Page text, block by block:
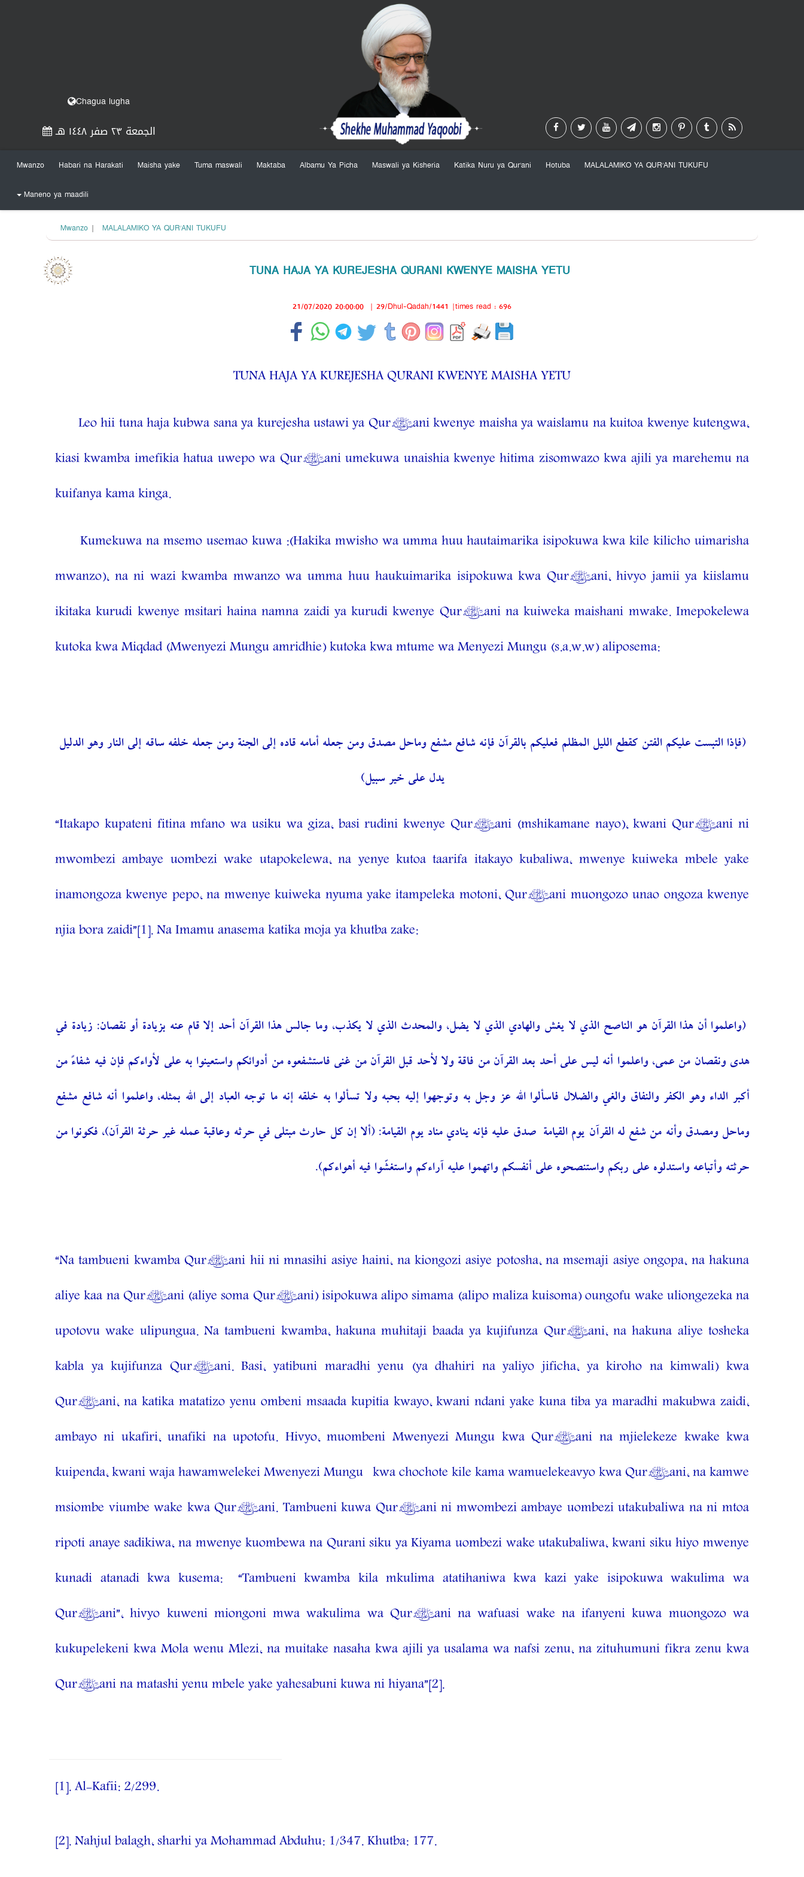
Chagua lugha
الجمعة ٢٣ صفر ١٤٤٨ هـ
Mwanzo Habari na Harakati Maisha yake Tuma maswali Maktaba Albamu Ya Picha Maswali ya Kisheria Katika Nuru ya Qur’ani Hotuba MALALAMIKO YA QUR’ANI TUKUFU
Maneno ya maadili
Mwanzo | MALALAMIKO YA QUR’ANI TUKUFU
TUNA HAJA YA KUREJESHA QURANI KWENYE MAISHA YETU
21/07/2020 20:00:00 | 29/Dhul-Qadah/1441 |times read : 696
TUNA HAJA YA KUREJESHA QURANI KWENYE MAISHA YETU
Leo hii tuna haja kubwa sana ya kurejesha ustawi ya Qur’ani kwenye maisha ya waislamu na kuitoa kwenye kutengwa,
kiasi kwamba imefikia hatua uwepo wa Qur’ani umekuwa unaishia kwenye hitima zisomwazo kwa ajili ya marehemu na
kuifanya kama kinga.
Kumekuwa na msemo usemao kuwa :(Hakika mwisho wa umma huu hautaimarika isipokuwa kwa kile kilicho uimarisha
mwanzo), na ni wazi kwamba mwanzo wa umma huu haukuimarika isipokuwa kwa Qur’ani, hivyo jamii ya kiislamu
ikitaka kurudi kwenye msitari haina namna zaidi ya kurudi kwenye Qur’ani na kuiweka maishani mwake. Imepokelewa
kutoka kwa Miqdad (Mwenyezi Mungu amridhie) kutoka kwa mtume wa Menyezi Mungu (s.a.w.w) aliposema:
(فإذا التبست عليكم الفتن كقطع الليل المظلم فعليكم بالقرآن فإنه شافع مشفع وماحل مصدق ومن جعله أمامه قاده إلى الجنة ومن جعله خلفه ساقه إلى النار وهو الدليل
يدل على خير سبيل)
“Itakapo kupateni fitina mfano wa usiku wa giza, basi rudini kwenye Qur’ani (mshikamane nayo), kwani Qur’ani ni
mwombezi ambaye uombezi wake utapokelewa, na yenye kutoa taarifa itakayo kubaliwa, mwenye kuiweka mbele yake
inamongoza kwenye pepo, na mwenye kuiweka nyuma yake itampeleka motoni, Qur’ani muongozo unao ongoza kwenye
njia bora zaidi” [1]. Na Imamu anasema katika moja ya khutba zake:
(واعلموا أن هذا القرآن هو الناصح الذي لا يغش والهادي الذي لا يضل، والمحدث الذي لا يكذب، وما جالس هذا القرآن أحد إلا قام عنه بزيادة أو نقصان: زيادة في
هدى ونقصان من عمى، واعلموا أنه ليس على أحد بعد القرآن من فاقة ولا لأحد قبل القرآن من غنى فاستشفعوه من أدوائكم واستعينوا به على لأواءكم فإن فيه شفاءً من
أكبر الداء وهو الكفر والنفاق والغي والضلال فاسألوا الله عز وجل به وتوجهوا إليه بحبه ولا تسألوا به خلقه إنه ما توجه العباد إلى الله بمثله، واعلموا أنه شافع مشفع
وماحل ومصدق وأنه من شفع له القرآن يوم القيامة صدق عليه فإنه ينادي مناد يوم القيامة: (ألا إن كل حارث مبتلى في حرثه وعاقبة عمله غير حرثة القرآن)، فكونوا من
حرثته وأتباعه واستدلوه على ربكم واستنصحوه على أنفسكم واتهموا عليه آراءكم واستغشّوا فيه أهواءكم).
“Na tambueni kwamba Qur’ani hii ni mnasihi asiye haini, na kiongozi asiye potosha, na msemaji asiye ongopa, na hakuna
aliye kaa na Qur’ani (aliye soma Qur’ani) isipokuwa alipo simama (alipo maliza kuisoma) oungofu wake uliongezeka na
upotovu wake ulipungua. Na tambueni kwamba, hakuna muhitaji baada ya kujifunza Qur’ani, na hakuna aliye tosheka
kabla ya kujifunza Qur’ani. Basi, yatibuni maradhi yenu (ya dhahiri na yaliyo jificha, ya kiroho na kimwali) kwa
Qur’ani, na katika matatizo yenu ombeni msaada kupitia kwayo, kwani ndani yake kuna tiba ya maradhi makubwa zaidi,
ambayo ni ukafiri, unafiki na upotofu. Hivyo, muombeni Mwenyezi Mungu kwa Qur’ani na mjielekeze kwake kwa
kuipenda, kwani waja hawamwelekei Mwenyezi Mungu kwa chochote kile kama wamuelekeavyo kwa Qur’ani, na kamwe
msiombe viumbe wake kwa Qur’ani. Tambueni kuwa Qur’ani ni mwombezi ambaye uombezi utakubaliwa na ni mtoa
ripoti anaye sadikiwa, na mwenye kuombewa na Qurani siku ya Kiyama uombezi wake utakubaliwa, kwani siku hiyo mwenye
kunadi atanadi kwa kusema: “Tambueni kwamba kila mkulima atatihaniwa kwa kazi yake isipokuwa wakulima wa
Qur’ani”, hivyo kuweni miongoni mwa wakulima wa Qur’ani na wafuasi wake na ifanyeni kuwa muongozo wa
kukupelekeni kwa Mola wenu Mlezi, na muitake nasaha kwa ajili ya usalama wa nafsi zenu, na zituhumuni fikra zenu kwa
Qur’ani na matashi yenu mbele yake yahesabuni kuwa ni hiyana” [2].
[1]. Al-Kafii: 2/299.
[2]. Nahjul balagh, sharhi ya Mohammad Abduhu: 1/347. Khutba: 177.